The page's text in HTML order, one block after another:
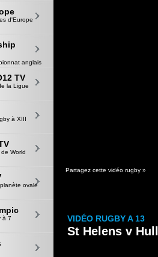
d'Europe
anglais
TV
la Ligue
à XIII
World
ovale
à 7
Partagez cette vidéo rugby »
VIDÉO RUGBY A 13
St Helens v